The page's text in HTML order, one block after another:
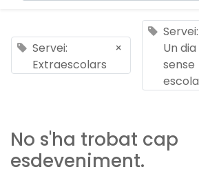
Servei:
Extraescolars
×
Servei:
Un dia
sense
escola
No s'ha trobat cap
esdeveniment.